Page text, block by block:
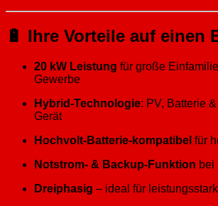
🔋 Ihre Vorteile auf einen
20 kW Leistung für große
Gewerbe
Hybrid-Technologie: PV, Batterie
Gerät
Hochvolt-Batterie-kompatibel für
Notstrom- & Backup-Funktion bei
Dreiphasig – ideal für